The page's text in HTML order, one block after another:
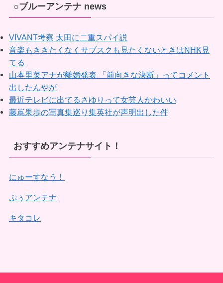
○ブルーアンテナ news
VIVANT考察 太田に二重スパイ説
音楽もききたくなくサブスクも見たくないときはNHK見
てる
山本里菜アナが離婚発表 「前向きな決断」ってコメント
出したんやが
最近テレビに出てるさゆりって女芸人かわいい
藤嶌果歩の写真集巡り集英社が声明出した件
おすすめアンテナサイト！
にゅーすなう！
ぷぅアンテナ
キタコレ